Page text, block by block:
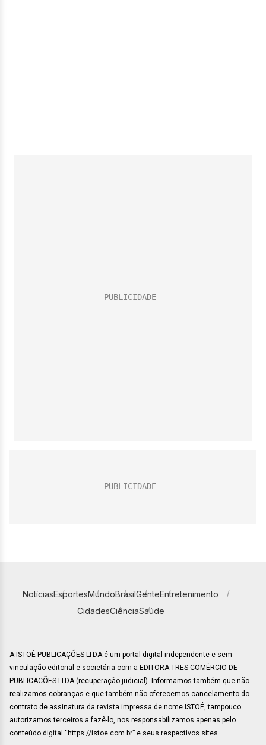
NotíciasEsportesMundoBrasilGenteEntretenimento
CidadesCiênciaSaúde
A ISTOÉ PUBLICAÇÕES LTDA é um portal digital independente e sem
vinculação editorial e societária com a EDITORA TRES COMÉRCIO DE
PUBLICACÕES LTDA (recuperação judicial). Informamos também que não
realizamos cobranças e que também não oferecemos cancelamento do
contrato de assinatura da revista impressa de nome ISTOÉ, tampouco
autorizamos terceiros a fazê-lo, nos responsabilizamos apenas pelo
conteúdo digital “https://istoe.com.br” e seus respectivos sites.